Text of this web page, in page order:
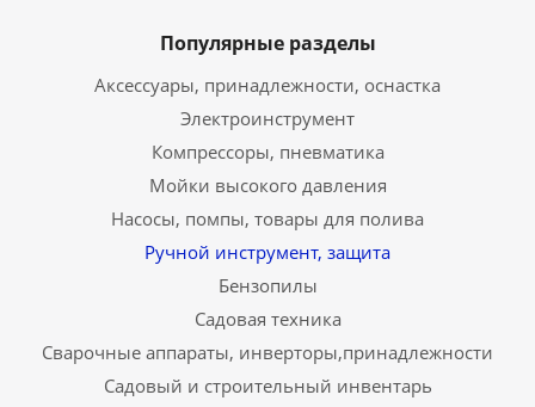
Популярные разделы
Аксессуары, принадлежности, оснастка
Электроинструмент
Компрессоры, пневматика
Мойки высокого давления
Насосы, помпы, товары для полива
Ручной инструмент, защита
Бензопилы
Садовая техника
Сварочные аппараты, инверторы,принадлежности
Садовый и строительный инвентарь